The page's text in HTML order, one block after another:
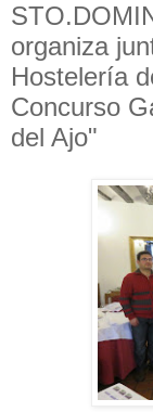
organiza
Hostelería
Concurso
del Ajo"